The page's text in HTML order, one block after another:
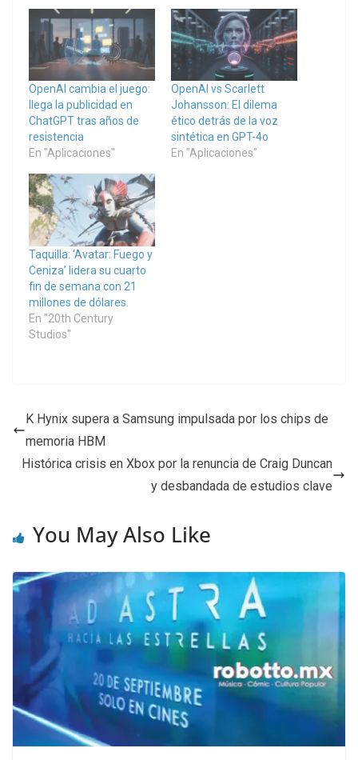
OpenAI cambia el juego:
llega la publicidad en
ChatGPT tras años de
resistencia
En "Aplicaciones"
OpenAI vs Scarlett
Johansson: El dilema
ético detrás de la voz
sintética en GPT-4o
En "Aplicaciones"
Taquilla: ‘Avatar: Fuego y
Ceniza’ lidera su cuarto
fin de semana con 21
millones de dólares.
En "20th Century
Studios"
K Hynix supera a Samsung impulsada por los chips de
memoria HBM
Histórica crisis en Xbox por la renuncia de Craig Duncan
y desbandada de estudios clave
You May Also Like